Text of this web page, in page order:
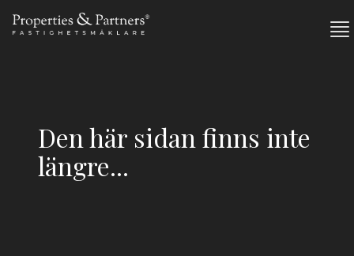
Den här sidan finns inte
längre...